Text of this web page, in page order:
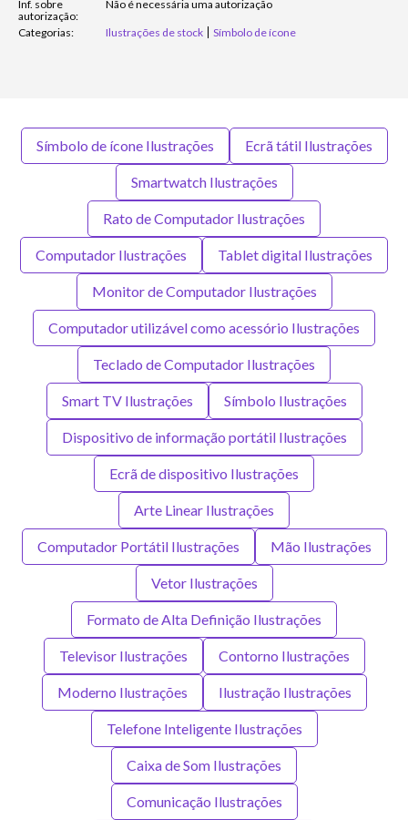
Inf. sobre
autorização:
Não é necessária uma autorização
Categorias: Ilustrações de stock Símbolo de ícone
Símbolo de ícone Ilustrações Ecrã tátil Ilustrações
Smartwatch Ilustrações
Rato de Computador Ilustrações
Computador Ilustrações Tablet digital Ilustrações
Monitor de Computador Ilustrações
Computador utilizável como acessório Ilustrações
Teclado de Computador Ilustrações
Smart TV Ilustrações Símbolo Ilustrações
Dispositivo de informação portátil Ilustrações
Ecrã de dispositivo Ilustrações
Arte Linear Ilustrações
Computador Portátil Ilustrações Mão Ilustrações
Vetor Ilustrações
Formato de Alta Definição Ilustrações
Televisor Ilustrações Contorno Ilustrações
Moderno Ilustrações Ilustração Ilustrações
Telefone Inteligente Ilustrações
Caixa de Som Ilustrações
Comunicação Ilustrações